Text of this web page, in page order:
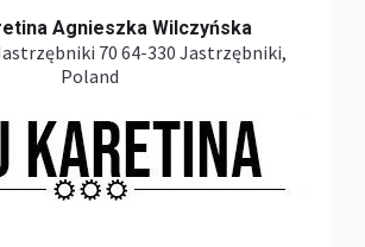
Solicitar todas las fotos
Agnieszka Wilczyńska
70 64-330 Jastrzębniki,
Poland